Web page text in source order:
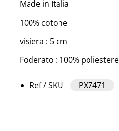
Made in Italia
100% cotone
visiera : 5 cm
Foderato : 100% poliestere
Ref / SKU PX7471